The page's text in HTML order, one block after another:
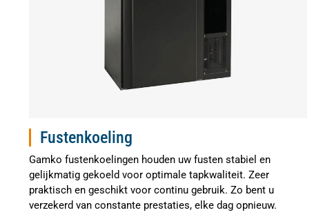
Fustenkoeling
Gamko fustenkoelingen houden uw fusten stabiel en
gelijkmatig gekoeld voor optimale tapkwaliteit. Zeer
praktisch en geschikt voor continu gebruik. Zo bent u
verzekerd van constante prestaties, elke dag opnieuw.